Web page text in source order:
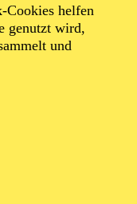
Cookies helfen
genutzt wird,
und
Puccini